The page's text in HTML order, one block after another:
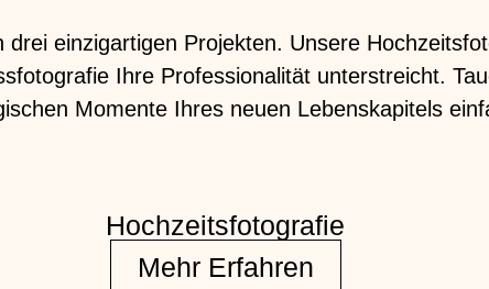
einzigartigen Projekten. Unsere
Ihre Professionalität unterstreicht.
Momente Ihres neuen Lebenskapitels
Hochzeitsfotografie
Mehr Erfahren